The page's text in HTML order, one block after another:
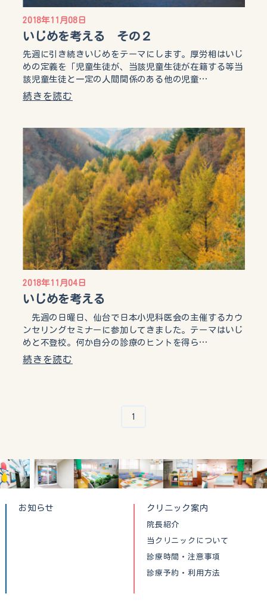
2018年11月08日
いじめを考える その２
先週に引き続きいじめをテーマにします。厚労相はいじ
めの定義を「児童生徒が、当該児童生徒が在籍する等当
該児童生徒と一定の人間関係のある他の児童…
続きを読む
2018年11月04日
いじめを考える
先週の日曜日、仙台で日本小児科医会の主催するカウ
ンセリングセミナーに参加してきました。テーマはいじ
めと不登校。何か自分の診療のヒントを得ら…
続きを読む
1
お知らせ クリニック案内
院長紹介
当クリニックについて
診療時間・注意事項
診療予約・利用方法